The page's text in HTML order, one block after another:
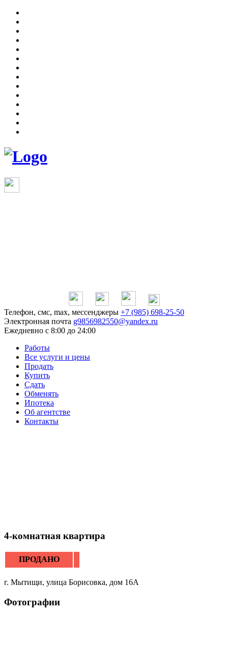
Телефон, смс, max, мессенджеры +7 (985) 698-25-50
Электронная почта g9856982550@yandex.ru
Ежедневно с 8:00 до 24:00
Работы
Все услуги и цены
Продать
Купить
Сдать
Обменять
Ипотека
Об агентстве
Контакты
4-комнатная квартира
ПРОДАНО
г. Мытищи, улица Борисовка, дом 16А
Фотографии